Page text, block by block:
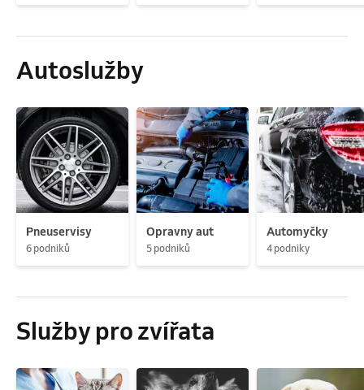
Autoslužby
Pneuservisy
6 podniků
Opravny aut
5 podniků
Automyčky
4 podniky
Služby pro zvířata